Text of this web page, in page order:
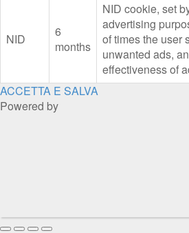
NID
6
months
NID cookie, set
advertising
of times the user
unwanted ads,
effectiveness of
ACCETTA E SALVA
Powered by